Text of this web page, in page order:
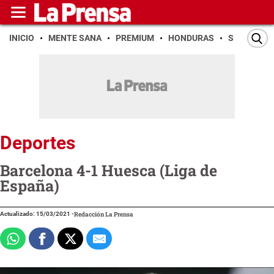
INICIO MENTE SANA PREMIUM HONDURAS SAN PEDRO
Deportes
Barcelona 4-1 Huesca (Liga de
España)
Actualizado: 15/03/2021 -Redacción La Prensa